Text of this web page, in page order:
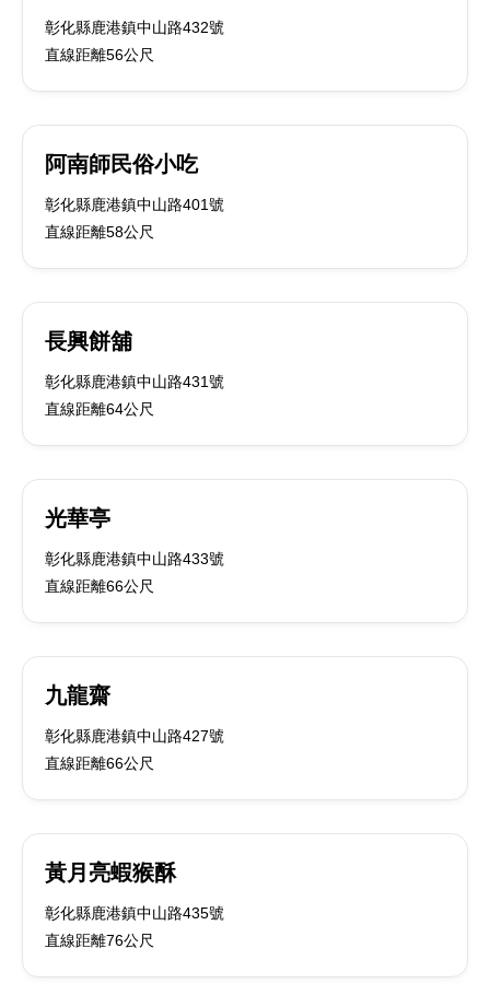
彰化縣鹿港鎮中山路432號
直線距離56公尺
阿南師民俗小吃
彰化縣鹿港鎮中山路401號
直線距離58公尺
長興餅舖
彰化縣鹿港鎮中山路431號
直線距離64公尺
光華亭
彰化縣鹿港鎮中山路433號
直線距離66公尺
九龍齋
彰化縣鹿港鎮中山路427號
直線距離66公尺
黃月亮蝦猴酥
彰化縣鹿港鎮中山路435號
直線距離76公尺